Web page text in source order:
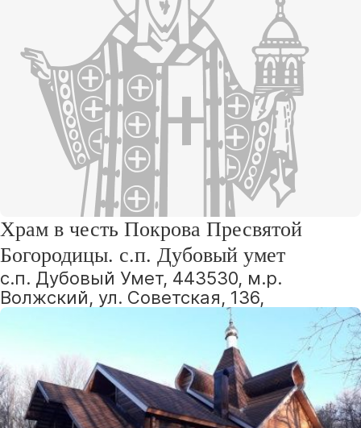
Храм в честь Покрова Пресвятой
Богородицы. с.п. Дубовый умет
с.п. Дубовый Умет, 443530, м.р.
Волжский, ул. Советская, 136,